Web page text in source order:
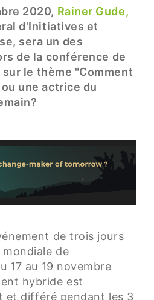
2020, Rainer Gude,
d'Initiatives et
sera un des
de la conférence de
sur le thème "Comment
une actrice du
de trois jours
mondiale de
17 au 19 novembre
hybride est
et différé pendant les 3